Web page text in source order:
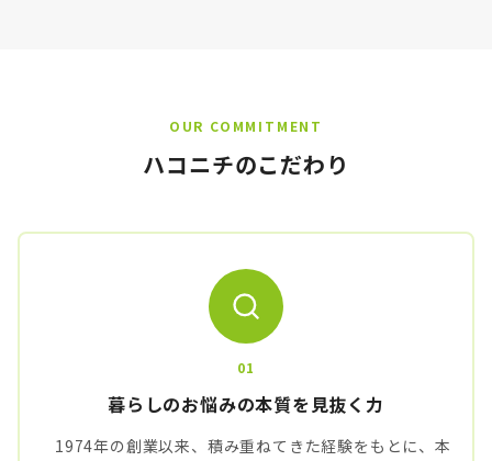
OUR COMMITMENT
ハコニチのこだわり
01
暮らしのお悩みの本質を見抜く力
1974年の創業以来、積み重ねてきた経験をもとに、本